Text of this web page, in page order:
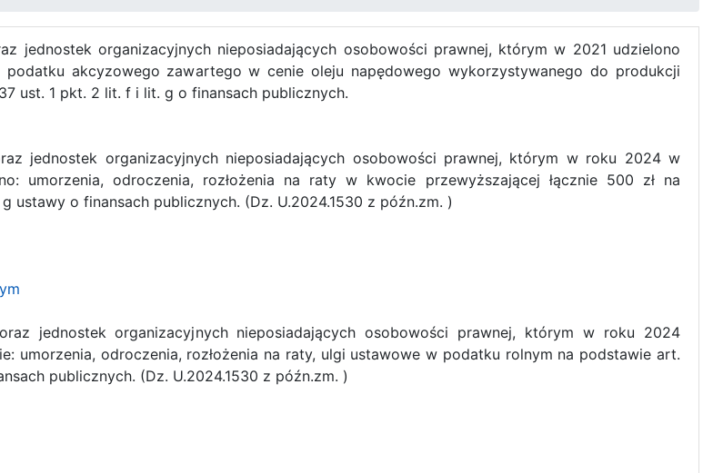
jednostek organizacyjnych nieposiadających osobowości prawnej, którym w 2021 udzielono
akcyzowego zawartego w cenie oleju napędowego wykorzystywanego do produkcji
ust. 1 pkt. 2 lit. f i lit. g o finansach publicznych.
jednostek organizacyjnych nieposiadających osobowości prawnej, którym w roku 2024 w
umorzenia, odroczenia, rozłożenia na raty w kwocie przewyższającej łącznie 500 zł na
o finansach publicznych. (Dz. U.2024.1530 z późn.zm. )
jednostek organizacyjnych nieposiadających osobowości prawnej, którym w roku 2024
umorzenia, odroczenia, rozłożenia na raty, ulgi ustawowe w podatku rolnym na podstawie art.
publicznych. (Dz. U.2024.1530 z późn.zm. )